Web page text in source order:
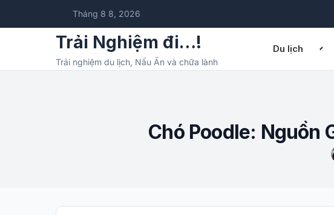
Tháng 8 8, 2026
Trải Nghiệm đi…!
Trải nghiệm du lịch, Nấu Ăn và chữa lành
Du lịch
Chó Poodle: Nguồn